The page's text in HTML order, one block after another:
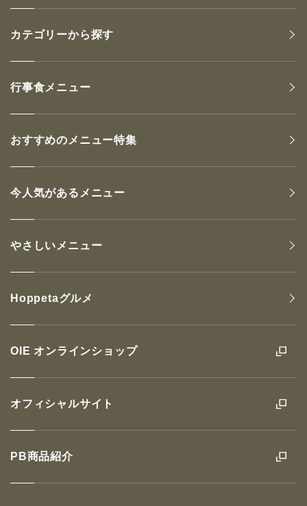
OIE オンラインショップ
オフィシャルサイト
PB商品紹介
カテゴリーから探す
行事食メニュー
おすすめのメニュー特集
今人気があるメニュー
やさしいメニュー
Hoppetaグルメ